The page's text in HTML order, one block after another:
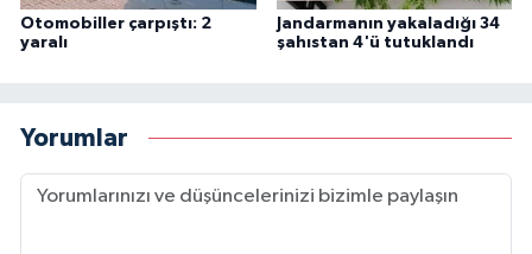
Otomobiller çarpıştı: 2
yaralı
Jandarmanın yakaladığı 34
şahıstan 4'ü tutuklandı
Yorumlar